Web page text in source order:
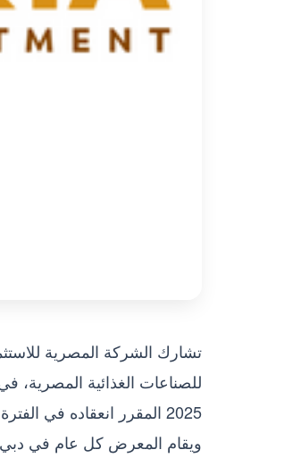
للصناعات الغذائية المصرية،
ويقام المعرض كل عام في دبي